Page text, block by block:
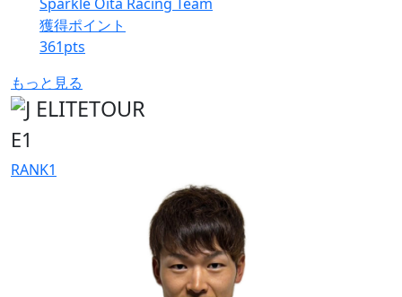
獲得ポイント
361pts
もっと見る
E1
RANK1